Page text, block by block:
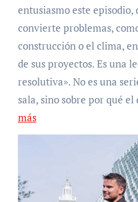
entusiasmo este episodio,
convierte problemas,
construcción o el clima,
de sus proyectos. Es una
resolutiva». No es una
sala, sino sobre por qué
más